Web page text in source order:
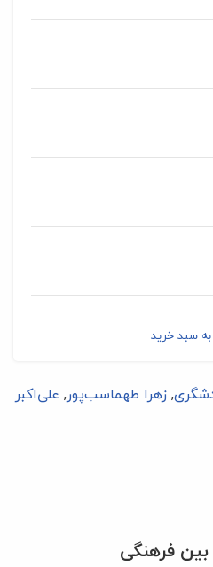
به سبد خرید
,زهرا طهماسب‌پور, علی‌اکبر
بین‌ فرهنگی